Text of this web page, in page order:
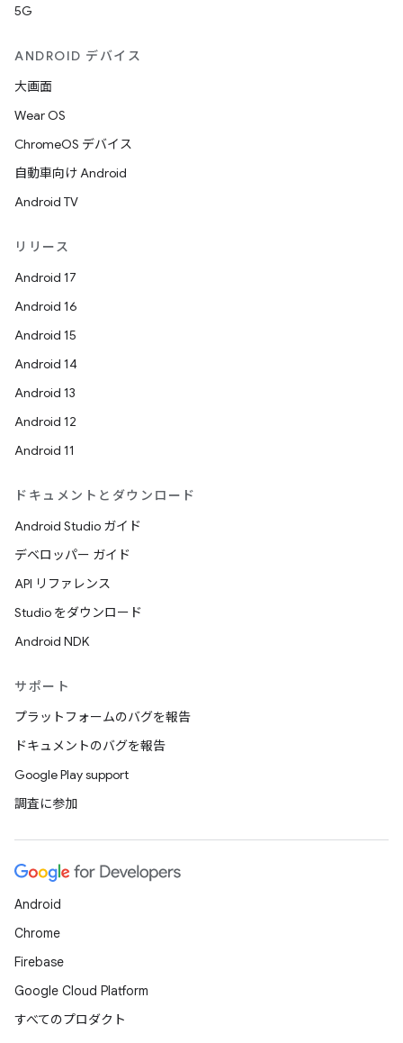
5G
ANDROID デバイス
大画面
Wear OS
ChromeOS デバイス
自動車向け Android
Android TV
リリース
Android 17
Android 16
Android 15
Android 14
Android 13
Android 12
Android 11
ドキュメントとダウンロード
Android Studio ガイド
デベロッパー ガイド
API リファレンス
Studio をダウンロード
Android NDK
サポート
プラットフォームのバグを報告
ドキュメントのバグを報告
Google Play support
調査に参加
Android
Chrome
Firebase
Google Cloud Platform
すべてのプロダクト